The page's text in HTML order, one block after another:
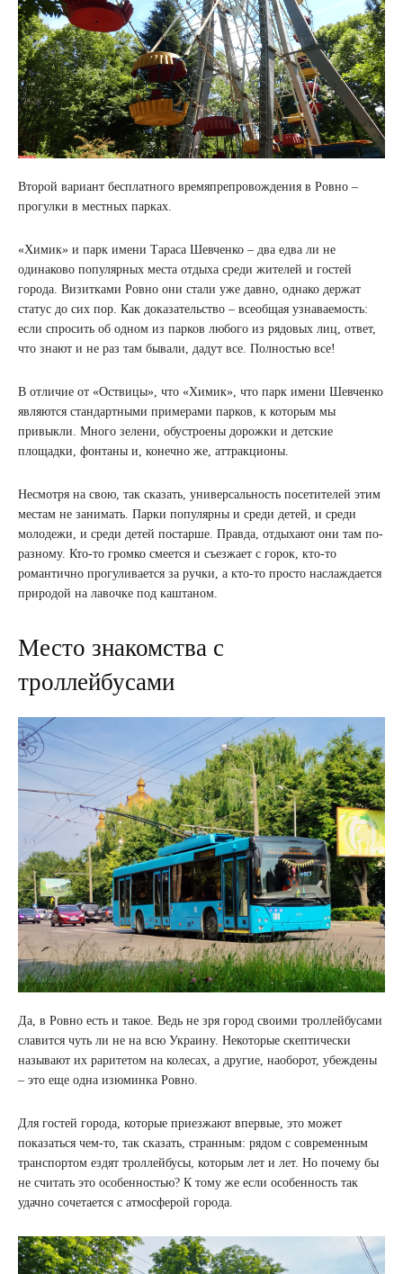
Второй вариант бесплатного времяпрепровождения в Ровно –
прогулки в местных парках.
«Химик» и парк имени Тараса Шевченко – два едва ли не
одинаково популярных места отдыха среди жителей и гостей
города. Визитками Ровно они стали уже давно, однако держат
статус до сих пор. Как доказательство – всеобщая узнаваемость:
если спросить об одном из парков любого из рядовых лиц, ответ,
что знают и не раз там бывали, дадут все. Полностью все!
В отличие от «Оствицы», что «Химик», что парк имени Шевченко
являются стандартными примерами парков, к которым мы
привыкли. Много зелени, обустроены дорожки и детские
площадки, фонтаны и, конечно же, аттракционы.
Несмотря на свою, так сказать, универсальность посетителей этим
местам не занимать. Парки популярны и среди детей, и среди
молодежи, и среди детей постарше. Правда, отдыхают они там по-
разному. Кто-то громко смеется и съезжает с горок, кто-то
романтично прогуливается за ручки, а кто-то просто наслаждается
природой на лавочке под каштаном.
Место знакомства с
троллейбусами
Да, в Ровно есть и такое. Ведь не зря город своими троллейбусами
славится чуть ли не на всю Украину. Некоторые скептически
называют их раритетом на колесах, а другие, наоборот, убеждены
– это еще одна изюминка Ровно.
Для гостей города, которые приезжают впервые, это может
показаться чем-то, так сказать, странным: рядом с современным
транспортом ездят троллейбусы, которым лет и лет. Но почему бы
не считать это особенностью? К тому же если особенность так
удачно сочетается с атмосферой города.